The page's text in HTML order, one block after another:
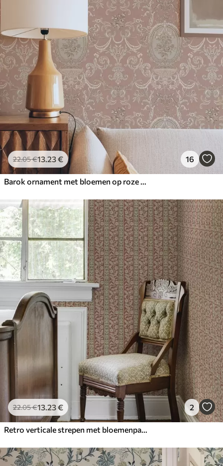
22.05€13.23€ 16
Barok ornament met bloemen op roze achtergrond
22.05€13.23€ 2
Retro verticale strepen met bloemenpatroon